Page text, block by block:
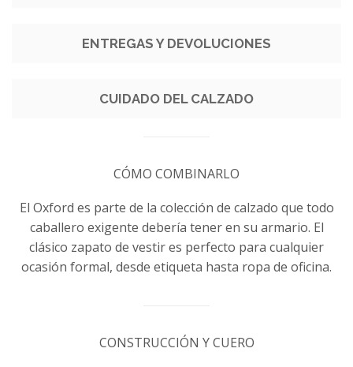
ENTREGAS Y DEVOLUCIONES
CUIDADO DEL CALZADO
CÓMO COMBINARLO
El Oxford es parte de la colección de calzado que todo
caballero exigente debería tener en su armario. El
clásico zapato de vestir es perfecto para cualquier
ocasión formal, desde etiqueta hasta ropa de oficina.
CONSTRUCCIÓN Y CUERO